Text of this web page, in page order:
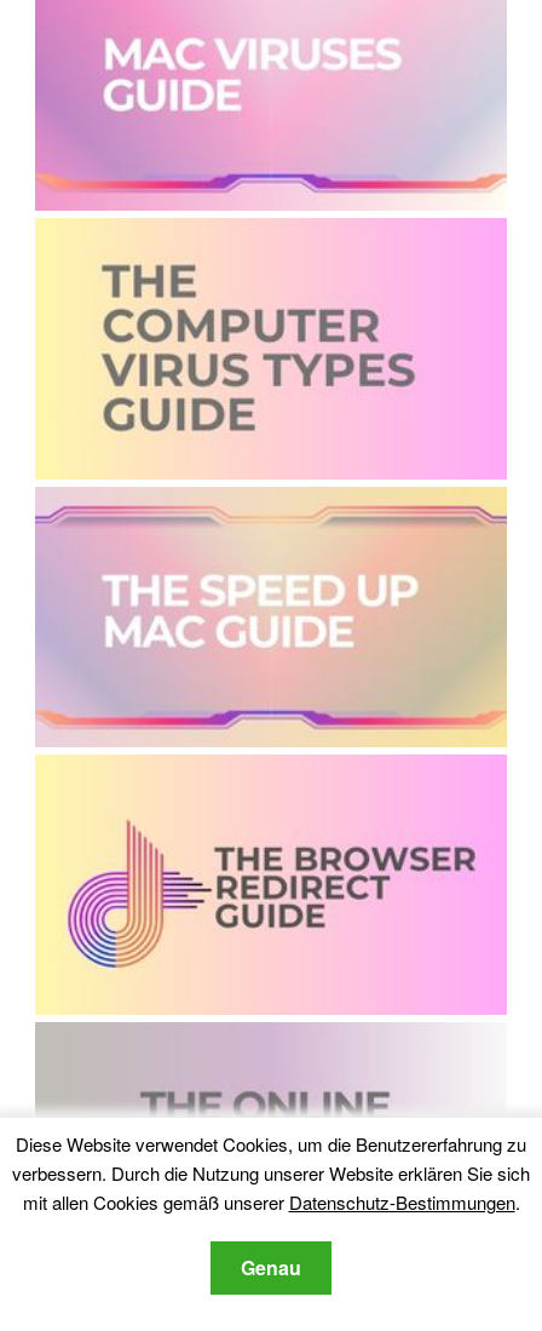
Diese Website verwendet Cookies, um die Benutzererfahrung zu
verbessern. Durch die Nutzung unserer Website erklären Sie sich
mit allen Cookies gemäß unserer Datenschutz-Bestimmungen.
Genau